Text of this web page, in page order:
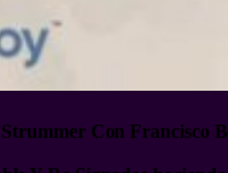
Con Francisco